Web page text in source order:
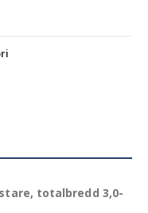
totalbredd 3,0-